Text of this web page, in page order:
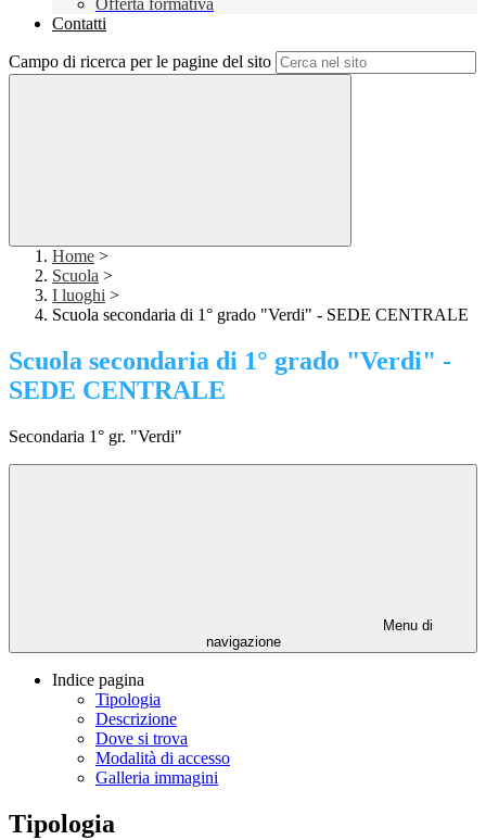
Offerta formativa
Contatti
Campo di ricerca per le pagine del sito
Home >
Scuola >
I luoghi >
Scuola secondaria di 1° grado "Verdi" - SEDE CENTRALE
Scuola secondaria di 1° grado "Verdi" -
SEDE CENTRALE
Secondaria 1° gr. "Verdi"
Menu di
navigazione
Indice pagina
Tipologia
Descrizione
Dove si trova
Modalità di accesso
Galleria immagini
Tipologia